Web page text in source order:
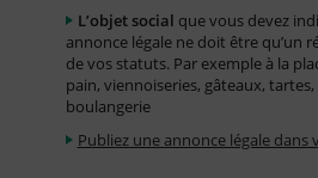
L’objet social que vous devez
annonce légale ne doit être qu’un
de vos statuts. Par exemple à la
pain, viennoiseries, gâteaux,
boulangerie
Publiez une annonce légale dans